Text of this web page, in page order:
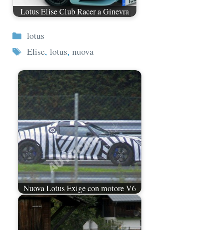
Lotus Elise Club Racer a Ginevra
Categorie
lotus
Tag
Elise, lotus, nuova
Nuova Lotus Exige con motore V6